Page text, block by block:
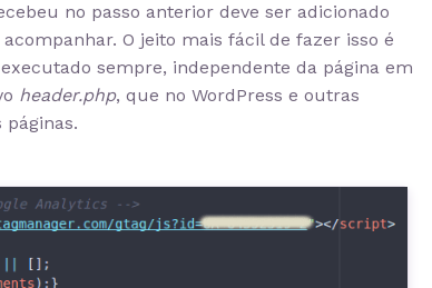
no passo anterior deve ser adicionado
O jeito mais fácil de fazer isso é
sempre, independente da página em
header.php, que no WordPress e outras